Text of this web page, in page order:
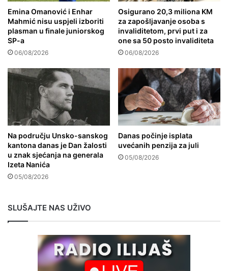
Emina Omanović i Enhar
Mahmić nisu uspjeli izboriti
plasman u finale juniorskog
SP-a
06/08/2026
Osigurano 20,3 miliona KM
za zapošljavanje osoba s
invaliditetom, prvi put i za
one sa 50 posto invaliditeta
06/08/2026
Na području Unsko-sanskog
kantona danas je Dan žalosti
u znak sjećanja na generala
Izeta Nanića
05/08/2026
Danas počinje isplata
uvećanih penzija za juli
05/08/2026
SLUŠAJTE NAS UŽIVO